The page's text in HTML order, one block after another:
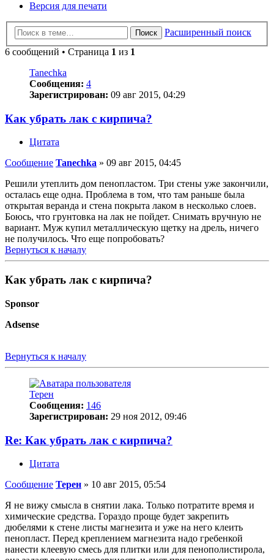
Версия для печати
Поиск
Расширенный поиск
6 сообщений • Страница 1 из 1
Tanechka
Сообщения: 4
Зарегистрирован: 09 авг 2015, 04:29
Как убрать лак с кирпича?
Цитата
Сообщение Tanechka » 09 авг 2015, 04:45
Решили утеплить дом пенопластом. Три стены уже закончили,
осталась еще одна. Проблема в том, что там раньше была
открытая веранда и стена покрыта лаком в несколько слоев.
Боюсь, что грунтовка на лак не пойдет. Снимать вручную не
вариант. Муж купил металлическую щетку на дрель, ничего
не получилось. Что еще попробовать?
Вернуться к началу
Как убрать лак с кирпича?
Sponsor
Adsense
Вернуться к началу
Терен
Сообщения: 146
Зарегистрирован: 29 ноя 2012, 09:46
Re: Как убрать лак с кирпича?
Цитата
Сообщение Терен » 10 авг 2015, 05:54
Я не вижу смысла в снятии лака. Только потратите время и
химические средства. Гораздо проще будет закрепить
дюбелями к стене листы магнезита и уже на него клеить
пенопласт. Перед креплением магнезита надо гребенкой
нанести клеевую смесь для плитки или для пенополистирола,